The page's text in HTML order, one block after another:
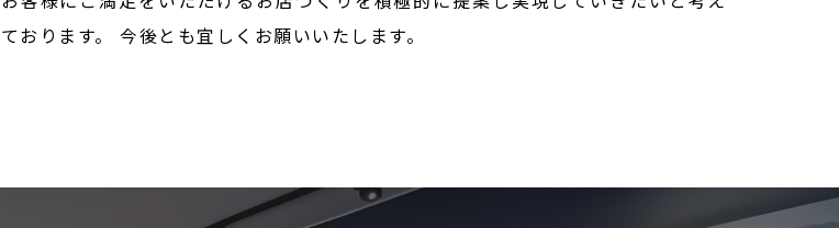
ております。 今後とも宜しくお願いいたします。